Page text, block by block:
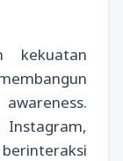
kekuatan